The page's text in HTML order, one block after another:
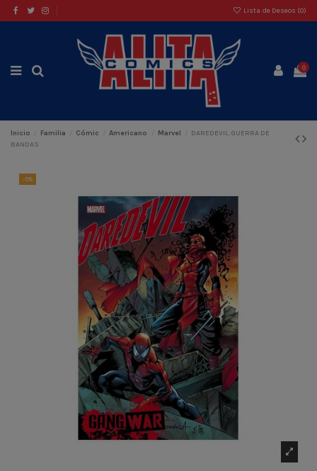
Lista de Deseos (0)
0
Inicio Familia Cómic Americano Marvel
DAREDEVIL: GUERRA DE
BANDAS
-5%